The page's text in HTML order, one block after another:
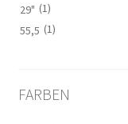
29" (1)
55,5 (1)
FARBEN